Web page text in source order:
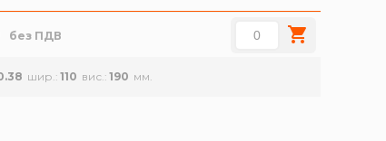
без ПДВ
шир. 110 вис. 190